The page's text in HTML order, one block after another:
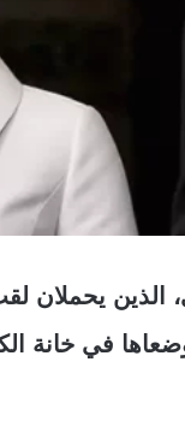
الذين
في خانة